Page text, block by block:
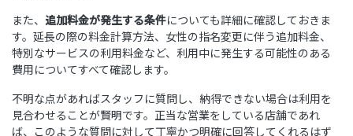
また、 追加料金が発生する条件についても詳細に確認しておきま
す。延長の際の料金計算方法、女性の指名変更に伴う追加料金、
特別なサービスの利用料金など、利用中に発生する可能性のある
費用についてすべて確認します。
不明な点があればスタッフに質問し、納得できない場合は利用を
見合わせることが賢明です。正当な営業をしている店舗であれ
ば、このような質問に対して丁寧かつ明確に回答してくれるはず